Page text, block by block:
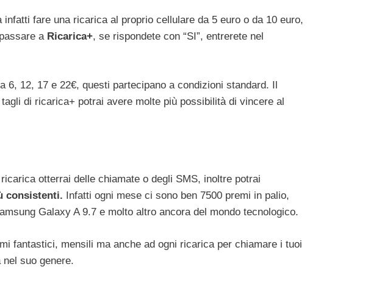
fare una ricarica al proprio cellulare da 5 euro o da 10 euro,
a Ricarica+, se rispondete con “SI”, entrerete nel
12, 17 e 22€, questi partecipano a condizioni standard. Il
di ricarica+ potrai avere molte più possibilità di vincere al
otterrai delle chiamate o degli SMS, inoltre potrai
consistenti. Infatti ogni mese ci sono ben 7500 premi in palio,
Galaxy A 9.7 e molto altro ancora del mondo tecnologico.
fantastici, mensili ma anche ad ogni ricarica per chiamare i tuoi
suo genere.